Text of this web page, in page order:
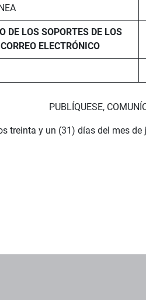
DE LOS SOPORTES DE LOS
ELECTRÓNICO
PUBLÍQUESE,
treinta y un (31) días del mes